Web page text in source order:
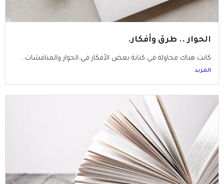
الحوار .. طرق وأفكار.
كانت هناك محاولة في كتابة بعض الأفكار في الحوار والمناقشات...
المزيد